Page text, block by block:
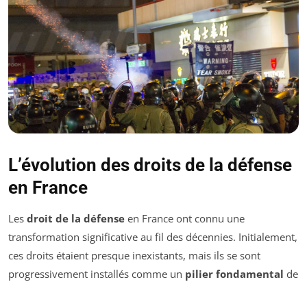
L’évolution des droits de la défense
en France
Les droit de la défense en France ont connu une
transformation significative au fil des décennies. Initialement,
ces droits étaient presque inexistants, mais ils se sont
progressivement installés comme un pilier fondamental de